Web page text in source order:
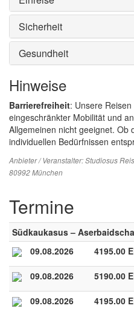
Sicherheit
Gesundheit
Hinweise
Barrierefreiheit: Unsere
eingeschränkter Mobilität und
Allgemeinen nicht geeignet. Ob
individuellen Bedürfnissen
Anbieter / Veranstalter:Studiosus
80992 München
Termine
Südkaukasus –
09.08.2026
4195.00
09.08.2026 5190.00
09.08.2026 4195.00